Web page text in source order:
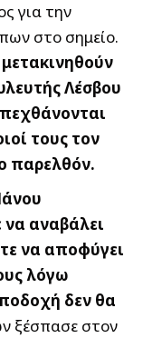
για την
στο σημείο.
Λέσβου
τους τον
παρελθόν.
αναβάλει
να αποφύγει
λόγω
δεν θα
ξέσπασε στον